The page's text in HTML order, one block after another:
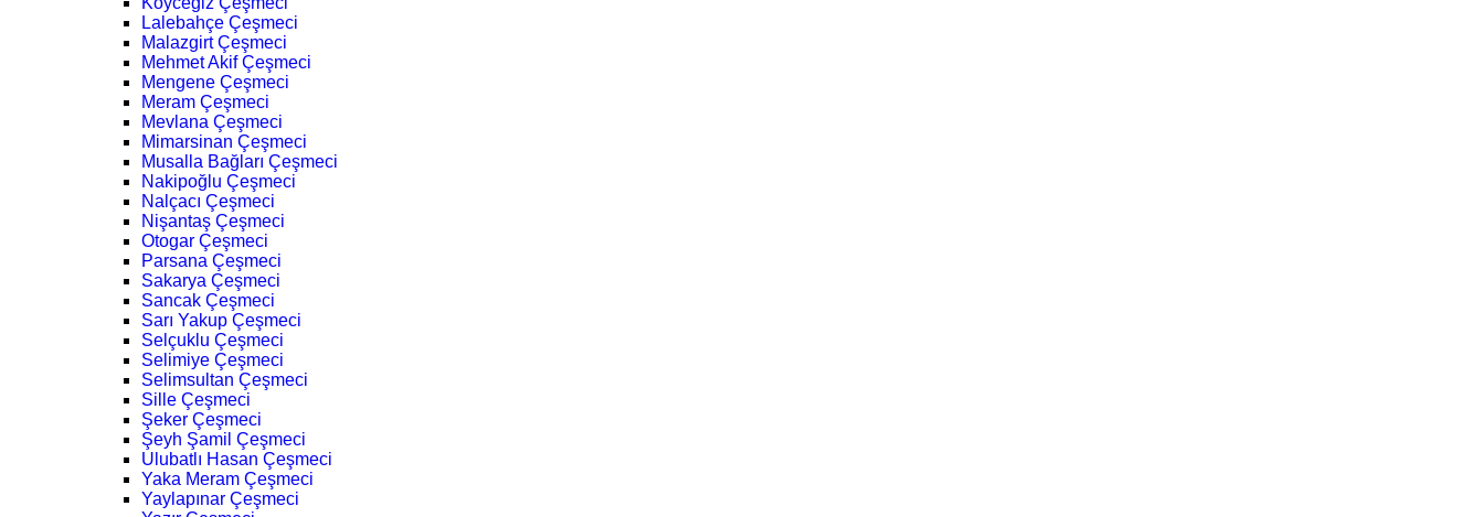
Lalebahçe Çeşmeci
Malazgirt Çeşmeci
Mehmet Akif Çeşmeci
Mengene Çeşmeci
Meram Çeşmeci
Mevlana Çeşmeci
Mimarsinan Çeşmeci
Musalla Bağları Çeşmeci
Nakipoğlu Çeşmeci
Nalçacı Çeşmeci
Nişantaş Çeşmeci
Otogar Çeşmeci
Parsana Çeşmeci
Sakarya Çeşmeci
Sancak Çeşmeci
Sarı Yakup Çeşmeci
Selçuklu Çeşmeci
Selimiye Çeşmeci
Selimsultan Çeşmeci
Sille Çeşmeci
Şeker Çeşmeci
Şeyh Şamil Çeşmeci
Ulubatlı Hasan Çeşmeci
Yaka Meram Çeşmeci
Yaylapınar Çeşmeci